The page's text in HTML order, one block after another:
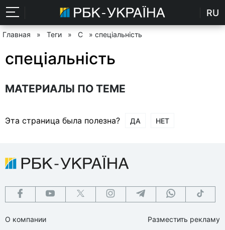
RU
Главная » Теги » С » спеціальність
спеціальність
МАТЕРИАЛЫ ПО ТЕМЕ
Эта страница была полезна? ДА НЕТ
О компании
Разместить рекламу